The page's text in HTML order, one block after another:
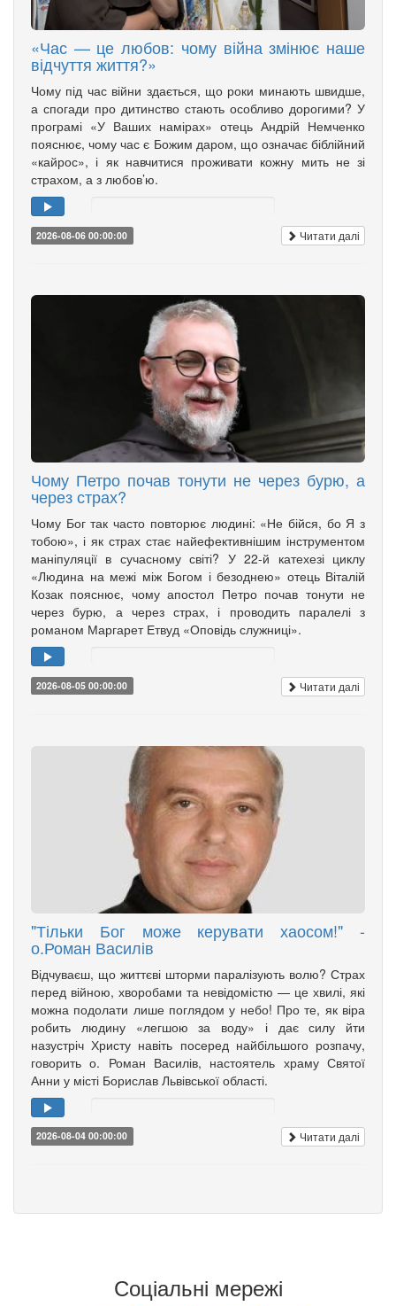
«Час — це любов: чому війна змінює наше
відчуття життя?»
Чому під час війни здається, що роки минають швидше,
а спогади про дитинство стають особливо дорогими? У
програмі «У Ваших намірах» отець Андрій Немченко
пояснює, чому час є Божим даром, що означає біблійний
«кайрос», і як навчитися проживати кожну мить не зі
страхом, а з любов’ю.
2026-08-06 00:00:00 Читати далі
Чому Петро почав тонути не через бурю, а
через страх?
Чому Бог так часто повторює людині: «Не бійся, бо Я з
тобою», і як страх стає найефективнішим інструментом
маніпуляції в сучасному світі? У 22-й катехезі циклу
«Людина на межі між Богом і безоднею» отець Віталій
Козак пояснює, чому апостол Петро почав тонути не
через бурю, а через страх, і проводить паралелі з
романом Маргарет Етвуд «Оповідь служниці».
2026-08-05 00:00:00 Читати далі
"Тільки Бог може керувати хаосом!" -
о.Роман Василів
Відчуваєш, що життєві шторми паралізують волю? Страх
перед війною, хворобами та невідомістю — це хвилі, які
можна подолати лише поглядом у небо! Про те, як віра
робить людину «легшою за воду» і дає силу йти
назустріч Христу навіть посеред найбільшого розпачу,
говорить о. Роман Василів, настоятель храму Святої
Анни у місті Борислав Львівської області.
2026-08-04 00:00:00 Читати далі
Соціальні мережі